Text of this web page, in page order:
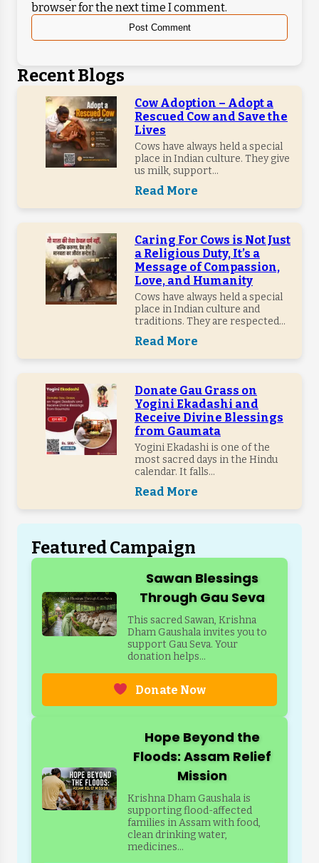
browser for the next time I comment.
Recent Blogs
Cow Adoption – Adopt a
Rescued Cow and Save the
Lives
Cows have always held a special
place in Indian culture. They give
us milk, support...
Read More
Caring For Cows is Not Just
a Religious Duty, It’s a
Message of Compassion,
Love, and Humanity
Cows have always held a special
place in Indian culture and
traditions. They are respected...
Read More
Donate Gau Grass on
Yogini Ekadashi and
Receive Divine Blessings
from Gaumata
Yogini Ekadashi is one of the
most sacred days in the Hindu
calendar. It falls...
Read More
Featured Campaign
Sawan Blessings
Through Gau Seva
This sacred Sawan, Krishna
Dham Gaushala invites you to
support Gau Seva. Your
donation helps...
Donate Now
Hope Beyond the
Floods: Assam Relief
Mission
Krishna Dham Gaushala is
supporting flood-affected
families in Assam with food,
clean drinking water,
medicines...